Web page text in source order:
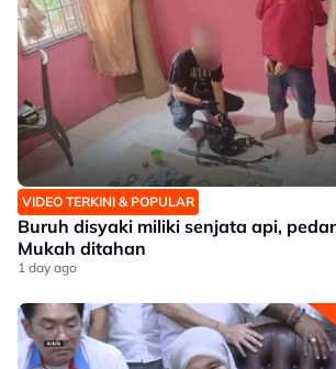
VIDEO TERKINI & POPULAR
Buruh disyaki miliki senjata api,
Mukah ditahan
1 day ago